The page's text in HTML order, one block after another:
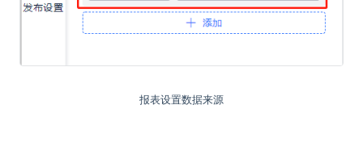
报表设置数据来源